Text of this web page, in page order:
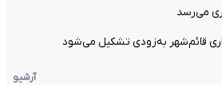
می‌رسد
قائم‌شهر به‌زودی تشکیل می‌شود
آرشیو